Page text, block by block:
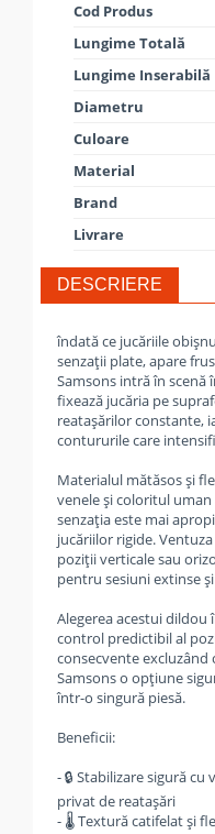
Cod Produs
Lungime Totală
Lungime Inserabilă
Diametru
Culoare
Material
Brand
Livrare
DESCRIERE
îndată ce jucăriile
senzații plate, apare
Samsons intră în
fixează jucăria pe
reatașărilor constante,
contururile care
Materialul mătăsos și
venele și coloritul
senzația este mai
jucăriilor rigide.
poziții verticale sau
pentru sesiuni extinse
Alegerea acestui
control predictibil al
consecvente
Samsons o opțiune
într-o singură piesă.
Beneficii:
- 🔒 Stabilizare sigură
privat de reatașări
- 🌡️ Textură catifelat și